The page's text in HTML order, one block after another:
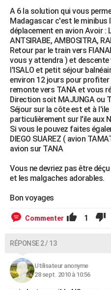
Bricolage
Lifestyle
Culture
Sport
Auto
Television
Voyage
Cinema
A 6 la solution qui vous
Madagascar c'est le minibus
déplacement en avion Avoir :
ANTSIRABE, AMBOSITRA,
Retour par le train vers
vous y attendra ) et descente
l'ISALO et petit séjour
environ 12 jours pour
remonte vers TANA et vous
Direction soit MAJUNGA ou
Séjour sur la côte est et à l'ile
particulièrement sur l'ile aux
Si vous le pouvez faites
DIEGO SUAREZ ( avion
avion sur TANA
Vous ne devriez pas être
et les malgaches adorables.
Bon voyages
Commenter 1
RÉPONSE 2 / 13
Utilisateur anonyme
28 sept. 2010 à 10:56